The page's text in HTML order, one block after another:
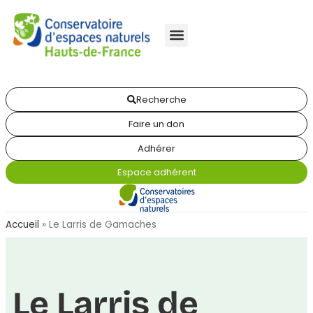
Recherche
Faire un don
Adhérer
Espace adhérent
Accueil » Le Larris de Gamaches
Le Larris de